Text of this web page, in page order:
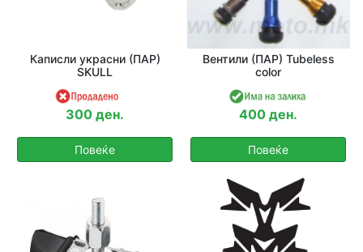
Каписли украсни (ПАР)
SKULL
300 ден.
Повеќе
Вентили (ПАР) Tubeless
color
400 ден.
Повеќе